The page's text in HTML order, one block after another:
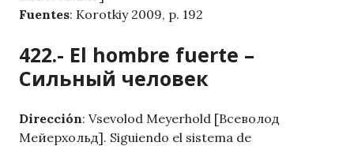
Fuentes: Korotkiy 2009, p. 192
422.- El hombre fuerte –
Сильный человек
Dirección: Vsevolod Meyerhold [Всеволод
Мейерхольд]. Siguiendo el sistema de